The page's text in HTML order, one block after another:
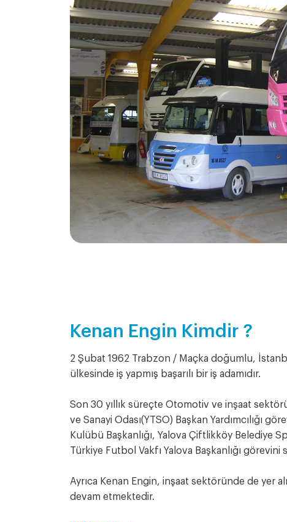
Kenan Engin Kimdir ?
2 Şubat 1962 Trabzon / Maçka doğumlu,
ülkesinde iş yapmış başarılı bir iş adamıdır.
Son 30 yıllık süreçte Otomotiv ve inşaat
ve Sanayi Odası(YTSO) Başkan Yardımcılığı
Kulübü Başkanlığı, Yalova Çiftlikköy Belediye
Türkiye Futbol Vakfı Yalova Başkanlığı
Ayrıca Kenan Engin, inşaat sektöründe de yer
devam etmektedir.